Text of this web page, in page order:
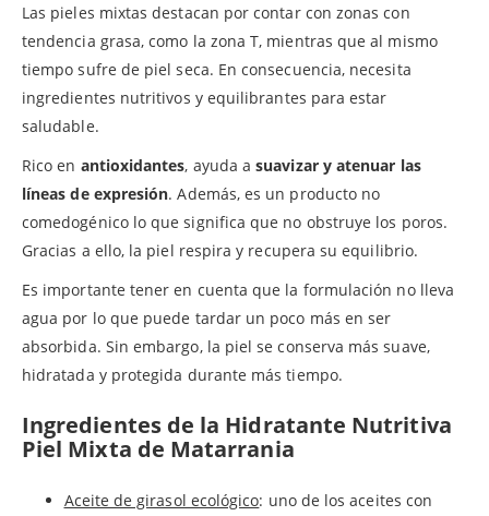
Las pieles mixtas destacan por contar con zonas con
tendencia grasa, como la zona T, mientras que al mismo
tiempo sufre de piel seca. En consecuencia, necesita
ingredientes nutritivos y equilibrantes para estar
saludable.
Rico en antioxidantes, ayuda asuavizar y atenuar las
líneas de expresión. Además, es un producto no
comedogénico lo que significa que no obstruye los poros.
Gracias a ello, la piel respira y recupera su equilibrio.
Es importante tener en cuenta que la formulación no lleva
agua por lo que puede tardar un poco más en ser
absorbida. Sin embargo, la piel se conserva más suave,
hidratada y protegida durante más tiempo.
Ingredientes de la Hidratante Nutritiva
Piel Mixta de Matarrania
Aceite de girasol ecológico: uno de los aceites con